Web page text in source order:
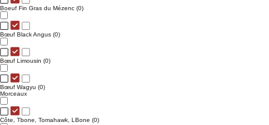
Boeuf Fin Gras du Mézenc (0)
Bœuf Black Angus (0)
Bœuf Limousin (0)
Bœuf Wagyu (0)
Morceaux
Côte, Tbone, Tomahawk, LBone (0)